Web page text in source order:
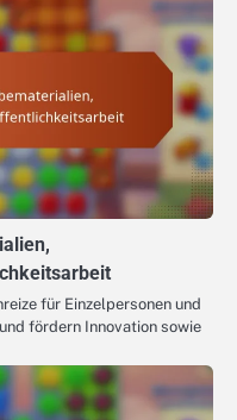
für Einzelpersonen und
fördern Innovation sowie